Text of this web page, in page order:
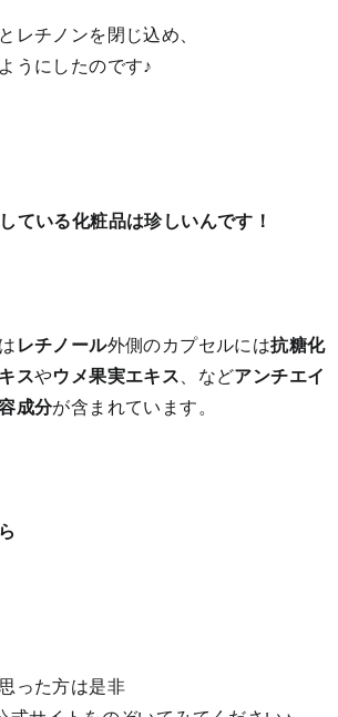
レチノンを閉じ込め、
うにしたのです♪
ている化粧品は珍しいんです！
レチノール外側のカプセルには抗糖化
スやウメ果実エキス 、などアンチエイ
成分が含まれています。
った方は是非